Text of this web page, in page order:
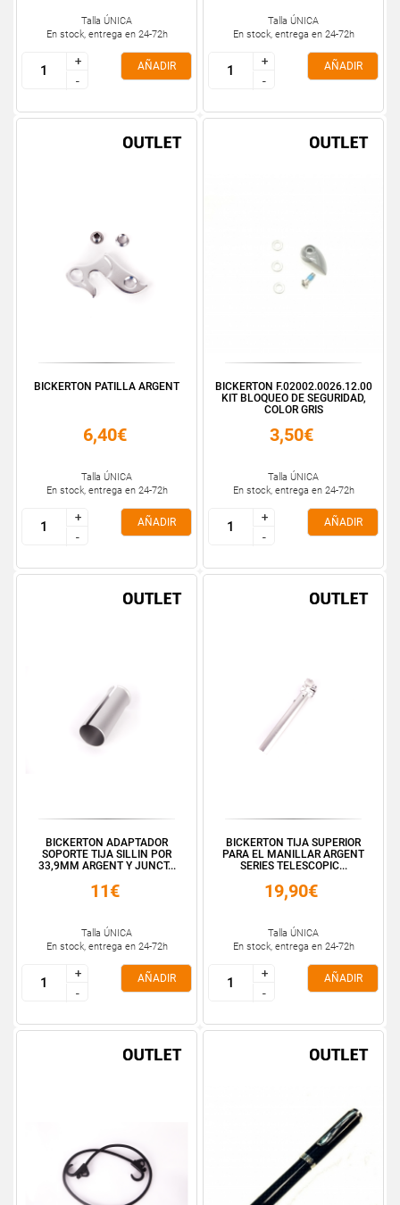
Talla ÚNICA
En stock, entrega en 24-72h
+
-
+
-
AÑADIR
Talla ÚNICA
En stock, entrega en 24-72h
+
-
+
-
AÑADIR
BICKERTON PATILLA ARGENT
6,40€
Talla ÚNICA
En stock, entrega en 24-72h
+
-
+
-
AÑADIR
BICKERTON F.02002.0026.12.00
KIT BLOQUEO DE SEGURIDAD,
COLOR GRIS
3,50€
Talla ÚNICA
En stock, entrega en 24-72h
+
-
+
-
AÑADIR
BICKERTON ADAPTADOR
SOPORTE TIJA SILLIN POR
33,9MM ARGENT Y JUNCT...
11€
Talla ÚNICA
En stock, entrega en 24-72h
+
-
+
-
AÑADIR
BICKERTON TIJA SUPERIOR
PARA EL MANILLAR ARGENT
SERIES TELESCOPIC...
19,90€
Talla ÚNICA
En stock, entrega en 24-72h
+
-
+
-
AÑADIR